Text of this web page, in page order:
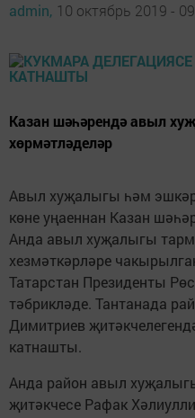
admin, 10 октябрь 2019 -
Казан шәһәрендә авыл
хөрмәтләделәр
Авыл хуҗалыгы һәм
көне уңаеннан Казан
Анда авыл хуҗалыгы
хезмәткәрләре
Татарстан Президенты
тәбрикләде. Тантанада
Димитриев
катнашты.
Анда район авыл
җитәкчесе Рафак